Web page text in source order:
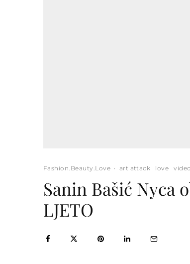
Fashion.Beauty.Love · art attack love video
Sanin Bašić Nyca
LJETO